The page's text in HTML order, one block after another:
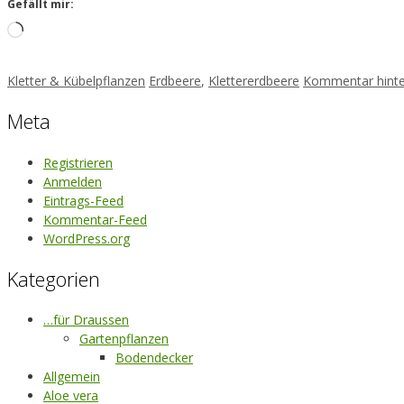
Gefällt mir:
Loading…
Kategorien
Kletter & Kübelpflanzen Schlagwörter
Erdbeere, Klettererdbeere Kommentar
Meta
Registrieren
Anmelden
Eintrags-Feed
Kommentar-Feed
WordPress.org
Kategorien
…für Draussen
Gartenpflanzen
Bodendecker
Allgemein
Aloe vera